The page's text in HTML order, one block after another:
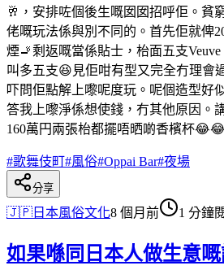
🥂，安排咗個後生嘅囡囡招呼佢。貧
佬嘅玩法係與別不同的。首先佢就俾
煙🚬剩返嘅當係貼士，枱面五支
叫多五支😆見佢咁有型又完全冇理會
吓問佢點解上嚟呢度玩。呢個造型好
答我上嚟淨係想使錢，冇其他原因。
160萬円兩張枱都擺唔晒啲香檳杯
#歌舞伎町#風俗#Oppai Bar#夜場
分享
🇯🇵 日本風俗文化8 個月前 1 分鐘
如果喺同日本人做生意